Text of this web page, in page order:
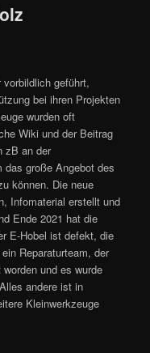
geführt,
bei ihren Projekten
wurden oft
Wiki und der Beitrag
zB an der
das große Angebot des
können. Die neue
Infomaterial erstellt und
Ende 2021 hat die
E-Hobel ist defekt, die
Reparaturteam, der
und es wurde
andere ist in
Kleinwerkzeuge